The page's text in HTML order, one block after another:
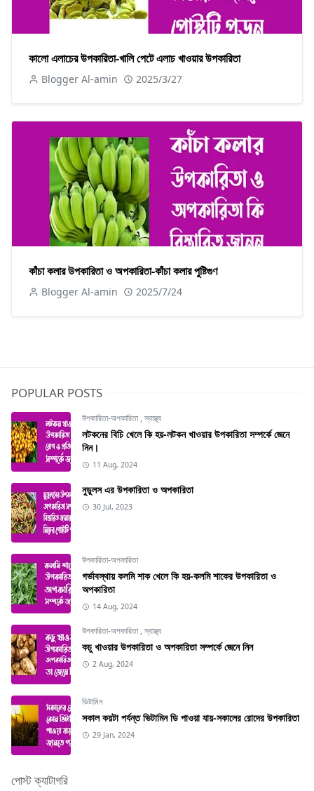
কালো এলাচের উপকারিতা-খালি পেটে এলাচ খাওয়ার উপকারিতা
Blogger Al-amin 2025/3/27
কাঁচা কলার উপকারিতা ও অপকারিতা-কাঁচা কলার পুষ্টিগুণ
Blogger Al-amin 2025/7/24
POPULAR POSTS
উপকারিতা-অপকারিতা,স্বাস্থ্য
লটকনের বিচি খেলে কি হয়-লটকন খাওয়ার উপকারিতা সম্পর্কে জেনে
নিন।
11 Aug, 2024
নুডুলস এর উপকারিতা ও অপকারিতা
30 Jul, 2023
উপকারিতা-অপকারিতা
গর্ভাবস্থায় কলমি শাক খেলে কি হয়-কলমি শাকের উপকারিতা ও
অপকারিতা
14 Aug, 2024
উপকারিতা-অপকারিতা,স্বাস্থ্য
কচু খাওয়ার উপকারিতা ও অপকারিতা সম্পর্কে জেনে নিন
2 Aug, 2024
ভিটামিন
সকাল কয়টা পর্যন্ত ভিটামিন ডি পাওয়া যায়-সকালের রোদের উপকারিতা
29 Jan, 2024
পোস্ট ক্যাটাগরি